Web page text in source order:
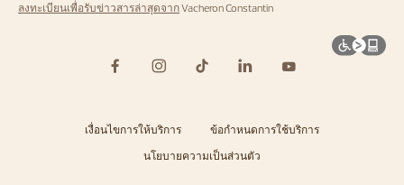
ลงทะเบียนเพื่อรับข่าวสารล่าสุดจากVacheron Constantin
เงื่อนไขการให้บริการ
ข้อกำหนดการใช้บริการ
นโยบายความเป็นส่วนตัว